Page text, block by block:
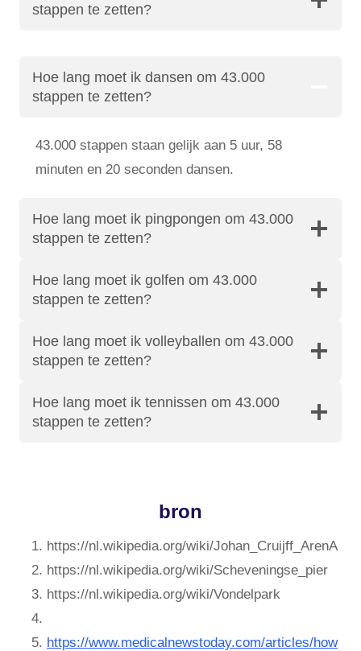
stappen te zetten?
Hoe lang moet ik dansen om 43.000
stappen te zetten?
43.000 stappen staan ​​gelijk aan 5 uur, 58
minuten en 20 seconden dansen.
Hoe lang moet ik pingpongen om 43.000
stappen te zetten?
Hoe lang moet ik golfen om 43.000
stappen te zetten?
Hoe lang moet ik volleyballen om 43.000
stappen te zetten?
Hoe lang moet ik tennissen om 43.000
stappen te zetten?
bron
https://nl.wikipedia.org/wiki/Johan_Cruijff_ArenA
https://nl.wikipedia.org/wiki/Scheveningse_pier
https://nl.wikipedia.org/wiki/Vondelpark
https://www.medicalnewstoday.com/articles/how